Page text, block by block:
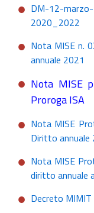
DM-12-
2020_2022
Nota MISE n.
annuale 2021
Nota MISE
Proroga ISA
Nota MISE
Diritto annuale
Nota MISE
diritto annuale
Decreto